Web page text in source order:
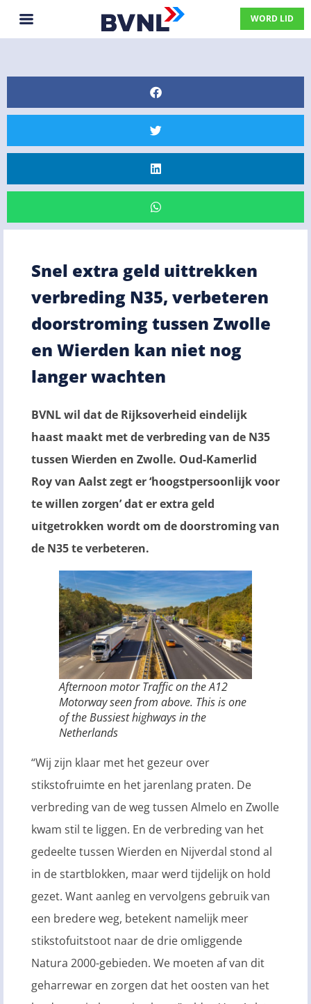
WORD LID
Snel extra geld uittrekken
verbreding N35, verbeteren
doorstroming tussen Zwolle
en Wierden kan niet nog
langer wachten
BVNL wil dat de Rijksoverheid eindelijk
haast maakt met de verbreding van de N35
tussen Wierden en Zwolle. Oud-Kamerlid
Roy van Aalst zegt er ‘hoogstpersoonlijk voor
te willen zorgen’ dat er extra geld
uitgetrokken wordt om de doorstroming van
de N35 te verbeteren.
Afternoon motor Traffic on the A12
Motorway seen from above. This is one
of the Bussiest highways in the
Netherlands
“Wij zijn klaar met het gezeur over
stikstofruimte en het jarenlang praten. De
verbreding van de weg tussen Almelo en Zwolle
kwam stil te liggen. En de verbreding van het
gedeelte tussen Wierden en Nijverdal stond al
in de startblokken, maar werd tijdelijk on hold
gezet. Want aanleg en vervolgens gebruik van
een bredere weg, betekent namelijk meer
stikstofuitstoot naar de drie omliggende
Natura 2000-gebieden. We moeten af van dit
geharrewar en zorgen dat het oosten van het